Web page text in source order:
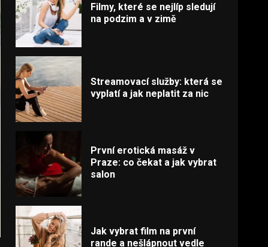
Filmy, které se nejlíp sledují
na podzim a v zimě
Streamovací služby: která se
vyplatí a jak neplatit za nic
První erotická masáž v
Praze: co čekat a jak vybrat
salon
Jak vybrat film na první
rande a nešlápnout vedle